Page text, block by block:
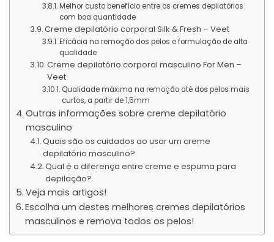
Melhor custo benefício entre os cremes depilatórios
com boa quantidade
Creme depilatório corporal Silk & Fresh – Veet
Eficácia na remoção dos pelos e formulação de alta
qualidade
Creme depilatório corporal masculino For Men –
Veet
Qualidade máxima na remoção até dos pelos mais
curtos, a partir de 1,5mm
Outras informações sobre creme depilatório
masculino
Quais são os cuidados ao usar um creme
depilatório masculino?
Qual é a diferença entre creme e espuma para
depilação?
Veja mais artigos!
Escolha um destes melhores cremes depilatórios
masculinos e remova todos os pelos!